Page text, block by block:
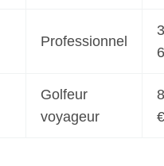
Professionnel
Golfeur
voyageur
€